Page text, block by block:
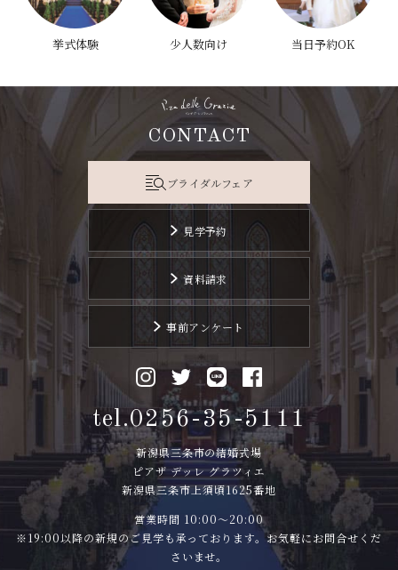
挙式体験 少人数向け 当日予約OK
CONTACT
ブライダルフェア
見学予約
資料請求
事前アンケート
tel.0256-35-5111
新潟県三条市の結婚式場
ピアザ デッレ グラツィエ
新潟県三条市上須頃1625番地
営業時間 10:00〜20:00
※19:00以降の新規のご見学も承っております。お気軽にお問合せくだ
さいませ。